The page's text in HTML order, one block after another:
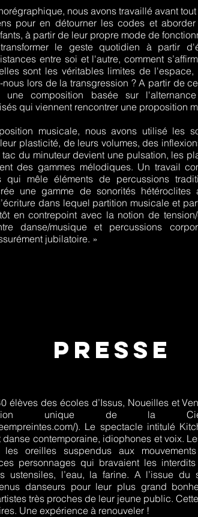
nous avons travaillé avant
pour en détourner les codes et
à partir de leur propre mode de
le geste quotidien à partir
entre soi et l'autre, comment
sont les véritables limites de
nous lors de la transgression ? A partir de
une composition basée sur
qui viennent rencontrer une proposition
musicale, nous avons utilisé les
plasticité, de leurs volumes, des
tac du minuteur devient une pulsation, les
des gammes mélodiques. Un travail
qui mêle éléments de percussions
une gamme de sonorités
dans lequel partition musicale et
en contrepoint avec la notion de
danse/musique et percussions
jubilatoire. »
presse
élèves des écoles d’Issus, Noueilles et
unique de la Cie
). Le spectacle intitulé
contemporaine, idiophones et voix.
oreilles suspendus aux
personnages qui bravaient les
ustensiles, l’eau, la farine. A l’issue du
danseurs pour leur plus grand
très proches de leur jeune public.
Une expérience à renouveler !